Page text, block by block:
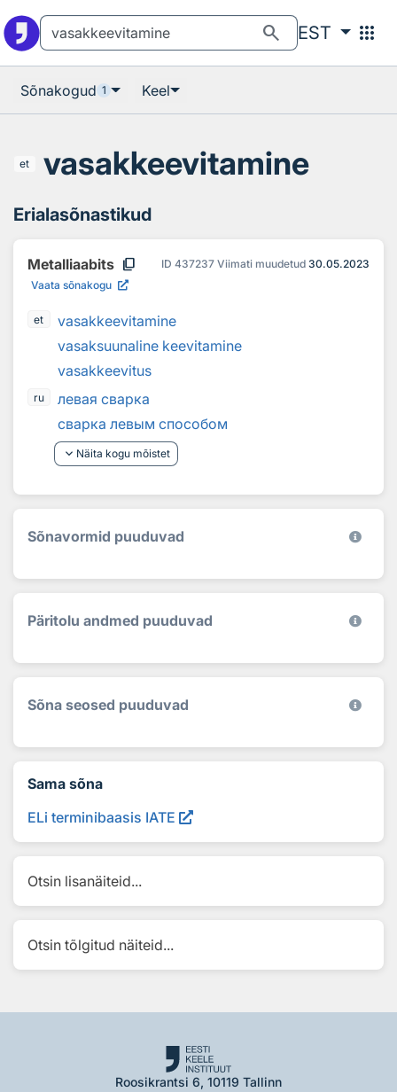
search EST apps
Sõnakogud 1 Keel
et vasakkeevitamine
Erialasõnastikud
Metalliaabits content_copy ID 437237 Viimati muudetud 30.05.2023
Vaata sõnakogu
et
vasakkeevitamine
vasaksuunaline keevitamine
vasakkeevitus
ru
левая сварка
сварка левым способом
keyboard_arrow_down Näita kogu mõistet
Sõnavormid puuduvad
Päritolu andmed puuduvad
Sõna seosed puuduvad
Sama sõna
ELi terminibaasis IATE
Otsin lisanäiteid...
Otsin tõlgitud näiteid...
Roosikrantsi 6, 10119 Tallinn